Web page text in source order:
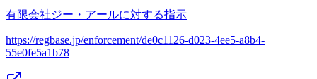
有限会社ジー・アールに対する指示
https://regbase.jp/enforcement/de0c1126-d023-4ee5-a8b4-
55e0fe5a1b78